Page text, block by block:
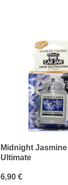
Midnight
Ultimate
6,90 €